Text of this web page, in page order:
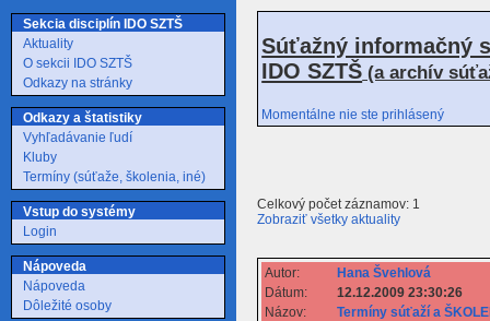
Sekcia disciplín IDO SZTŠ
Aktuality
O sekcii IDO SZTŠ
Odkazy na stránky
Odkazy a štatistiky
Vyhľadávanie ľudí
Kluby
Termíny (súťaže, školenia, iné)
Vstup do systémy
Login
Nápoveda
Nápoveda
Dôležité osoby
Súťažný informačný
IDO SZTŠ (a archív
Momentálne nie ste prihlásený
Celkový počet záznamov: 1
Zobraziť všetky aktuality
Autor:
Hana Švehlová
Dátum:
12.12.2009 23:30:26
Názov:
Termíny súťaží a